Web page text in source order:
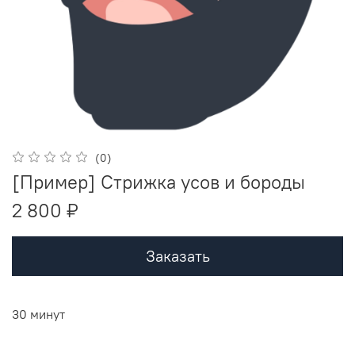
(0)
[Пример] Стрижка усов и бороды
2 800 ₽
Заказать
30 минут